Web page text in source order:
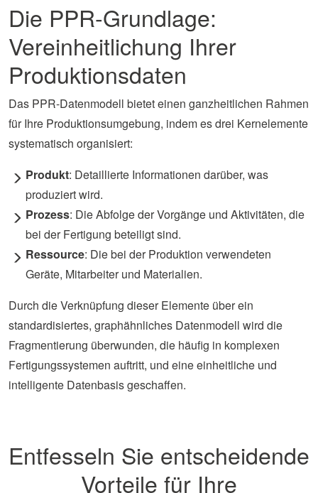
Die PPR-Grundlage:
Vereinheitlichung Ihrer
Produktionsdaten
Das PPR-Datenmodell bietet einen ganzheitlichen Rahmen
für Ihre Produktionsumgebung, indem es drei Kernelemente
systematisch organisiert:
Produkt: Detaillierte Informationen darüber, was
produziert wird.
Prozess: Die Abfolge der Vorgänge und Aktivitäten, die
bei der Fertigung beteiligt sind.
Ressource: Die bei der Produktion verwendeten
Geräte, Mitarbeiter und Materialien.
Durch die Verknüpfung dieser Elemente über ein
standardisiertes, graphähnliches Datenmodell wird die
Fragmentierung überwunden, die häufig in komplexen
Fertigungssystemen auftritt, und eine einheitliche und
intelligente Datenbasis geschaffen.
Entfesseln Sie entscheidende
Vorteile für Ihre